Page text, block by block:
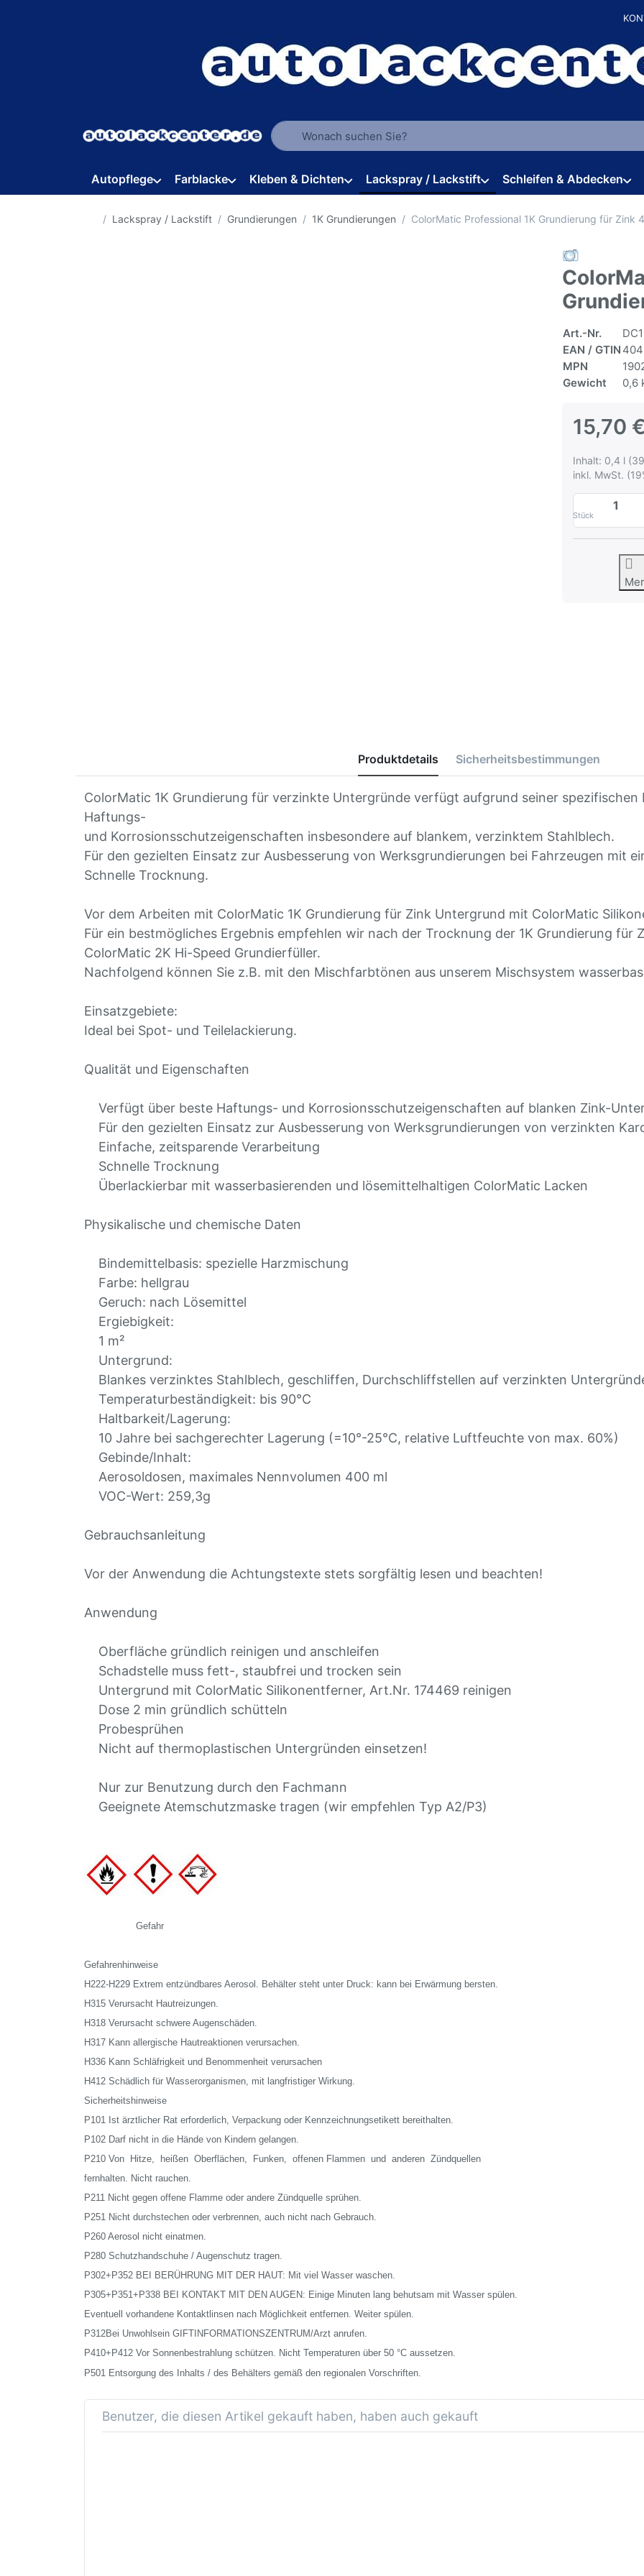
Geben Sie einen Suchbegriff ein. Während Sie tippen, erscheinen
Autopflege Farblacke Kleben & Dichten Lackspray / Lackstift Schleifen & Abdecken
Startseite
Lackspray / Lackstift Grundierungen 1K Grundierungen ColorMatic Professional 1K Grundierung für Zink
Art.-Nr.
EAN / GTIN
MPN
Gewicht
0,6
15,70
Inhalt: 0,4 l
inkl. MwSt.
Stück
Produktdetails Sicherheitsbestimmungen
ColorMatic 1K Grundierung für verzinkte Untergründe verfügt aufgrund seiner
Haftungs-
und Korrosionsschutzeigenschaften insbesondere auf blankem, verzinktem Stahlblech.
Für den gezielten Einsatz zur Ausbesserung von Werksgrundierungen bei Fahrzeugen mit
Schnelle Trocknung.
Vor dem Arbeiten mit ColorMatic 1K Grundierung für Zink Untergrund mit ColorMatic
Für ein bestmögliches Ergebnis empfehlen wir nach der Trocknung der 1K Grundierung für
ColorMatic 2K Hi-Speed Grundierfüller.
Nachfolgend können Sie z.B. mit den Mischfarbtönen aus unserem Mischsystem
Einsatzgebiete:
Ideal bei Spot- und Teilelackierung.
Qualität und Eigenschaften
Verfügt über beste Haftungs- und Korrosionsschutzeigenschaften auf blanken Zink-
Für den gezielten Einsatz zur Ausbesserung von Werksgrundierungen von verzinkten
Einfache, zeitsparende Verarbeitung
Schnelle Trocknung
Überlackierbar mit wasserbasierenden und lösemittelhaltigen ColorMatic Lacken
Physikalische und chemische Daten
Bindemittelbasis: spezielle Harzmischung
Farbe: hellgrau
Geruch: nach Lösemittel
Ergiebigkeit:
1 m²
Untergrund:
Blankes verzinktes Stahlblech, geschliffen, Durchschliffstellen auf verzinkten
Temperaturbeständigkeit: bis 90°C
Haltbarkeit/Lagerung:
10 Jahre bei sachgerechter Lagerung (=10°-25°C, relative Luftfeuchte von max. 60%)
Gebinde/Inhalt:
Aerosoldosen, maximales Nennvolumen 400 ml
VOC-Wert: 259,3g
Gebrauchsanleitung
Vor der Anwendung die Achtungstexte stets sorgfältig lesen und beachten!
Anwendung
Oberfläche gründlich reinigen und anschleifen
Schadstelle muss fett-, staubfrei und trocken sein
Untergrund mit ColorMatic Silikonentferner, Art.Nr. 174469 reinigen
Dose 2 min gründlich schütteln
Probesprühen
Nicht auf thermoplastischen Untergründen einsetzen!
Nur zur Benutzung durch den Fachmann
Geeignete Atemschutzmaske tragen (wir empfehlen Typ A2/P3)
Gefahr
Gefahrenhinweise
H222-H229 Extrem entzündbares Aerosol. Behälter steht unter Druck: kann bei Erwärmung bersten.
H315 Verursacht Hautreizungen.
H318 Verursacht schwere Augenschäden.
H317 Kann allergische Hautreaktionen verursachen.
H336 Kann Schläfrigkeit und Benommenheit verursachen
H412 Schädlich für Wasserorganismen, mit langfristiger Wirkung.
Sicherheitshinweise
P101 Ist ärztlicher Rat erforderlich, Verpackung oder Kennzeichnungsetikett bereithalten.
P102 Darf nicht in die Hände von Kindern gelangen.
P210 Von Hitze, heißen Oberflächen, Funken, offenen Flammen und anderen Zündquellen
fernhalten. Nicht rauchen.
P211 Nicht gegen offene Flamme oder andere Zündquelle sprühen.
P251 Nicht durchstechen oder verbrennen, auch nicht nach Gebrauch.
P260 Aerosol nicht einatmen.
P280 Schutzhandschuhe / Augenschutz tragen.
P302+P352 BEI BERÜHRUNG MIT DER HAUT: Mit viel Wasser waschen.
P305+P351+P338 BEI KONTAKT MIT DEN AUGEN: Einige Minuten lang behutsam mit Wasser spülen.
Eventuell vorhandene Kontaktlinsen nach Möglichkeit entfernen. Weiter spülen.
P312Bei Unwohlsein GIFTINFORMATIONSZENTRUM/Arzt anrufen.
P410+P412 Vor Sonnenbestrahlung schützen. Nicht Temperaturen über 50 °C aussetzen.
P501 Entsorgung des Inhalts / des Behälters gemäß den regionalen Vorschriften.
Benutzer, die diesen Artikel gekauft haben, haben auch gekauft